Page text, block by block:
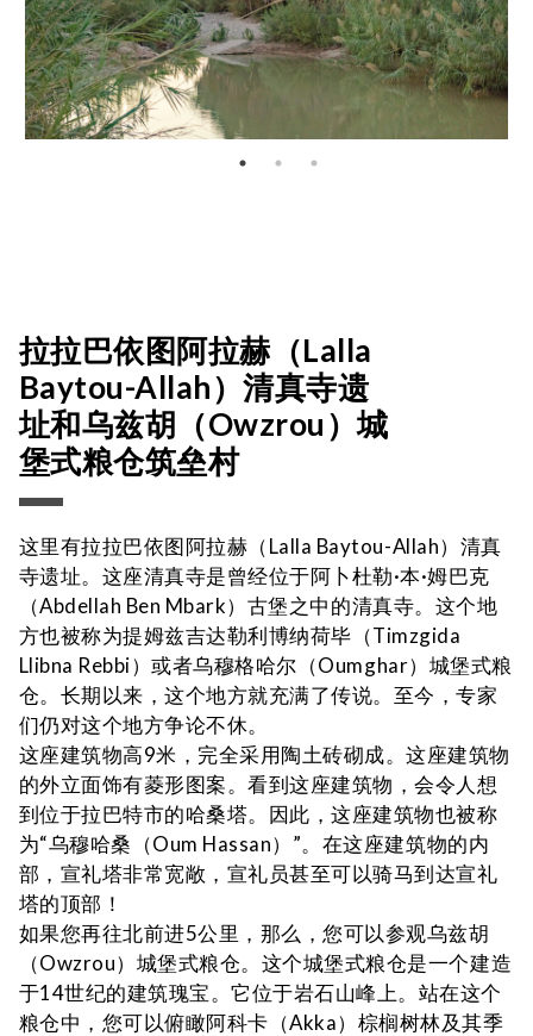
拉拉巴依图阿拉赫（Lalla
Baytou-Allah）清真寺遗
址和乌兹胡（Owzrou）城
堡式粮仓筑垒村
这里有拉拉巴依图阿拉赫（Lalla Baytou-Allah）清真
寺遗址。这座清真寺是曾经位于阿卜杜勒·本·姆巴克
（Abdellah Ben Mbark）古堡之中的清真寺。这个地
方也被称为提姆兹吉达勒利博纳荷毕（Timzgida
Llibna Rebbi）或者乌穆格哈尔（Oumghar）城堡式粮
仓。长期以来，这个地方就充满了传说。至今，专家
们仍对这个地方争论不休。
这座建筑物高9米，完全采用陶土砖砌成。这座建筑物
的外立面饰有菱形图案。看到这座建筑物，会令人想
到位于拉巴特市的哈桑塔。因此，这座建筑物也被称
为“乌穆哈桑（Oum Hassan）”。在这座建筑物的内
部，宣礼塔非常宽敞，宣礼员甚至可以骑马到达宣礼
塔的顶部！
如果您再往北前进5公里，那么，您可以参观乌兹胡
（Owzrou）城堡式粮仓。这个城堡式粮仓是一个建造
于14世纪的建筑瑰宝。它位于岩石山峰上。站在这个
粮仓中，您可以俯瞰阿科卡（Akka）棕榈树林及其季